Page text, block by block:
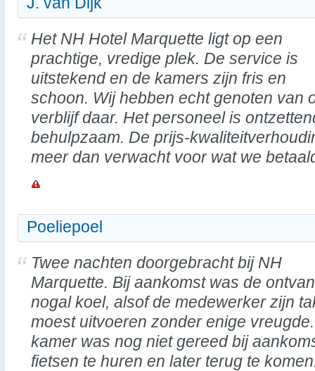
Het NH Hotel Marquette ligt op een
prachtige, vredige plek. De service is
uitstekend en de kamers zijn fris en
schoon. Wij hebben echt genoten van
verblijf daar. Het personeel is
behulpzaam. De prijs-
meer dan verwacht voor wat we
Poeliepoel
Twee nachten doorgebracht bij NH
Marquette. Bij aankomst was de
nogal koel, alsof de medewerker zijn
moest uitvoeren zonder enige
kamer was nog niet gereed bij
fietsen te huren en later terug te